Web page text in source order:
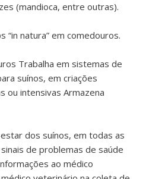
(mandioca, entre outras).
“in natura” em comedouros.
Trabalha em sistemas de
suínos, em criações
ou intensivas Armazena
dos suínos, em todas as
de problemas de saúde
ao médico